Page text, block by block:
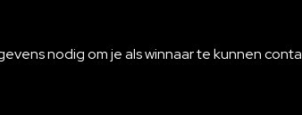
nodig om je als winnaar te kunnen